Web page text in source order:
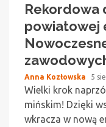
Rekordowa
powiatowej
Anna Kozłowska 5
Wielki krok
mińskim! Dzięki
wkracza w nową